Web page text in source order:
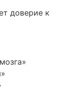
доверие к